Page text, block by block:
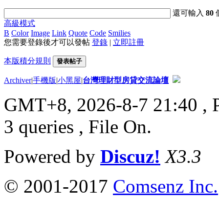
還可輸入80
高級模式
B Color Image Link Quote Code Smilies
您需要登錄後才可以發帖 登錄 | 立即註冊
本版積分規則 發表帖子
Archiver|手機版|小黑屋|台灣理財型房貸交流論壇
GMT+8, 2026-8-7 21:40 ,
3 queries , File On.
Powered by Discuz! X3.3
© 2001-2017 Comsenz Inc.